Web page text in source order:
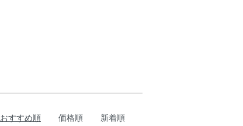
おすすめ順 価格順 新着順